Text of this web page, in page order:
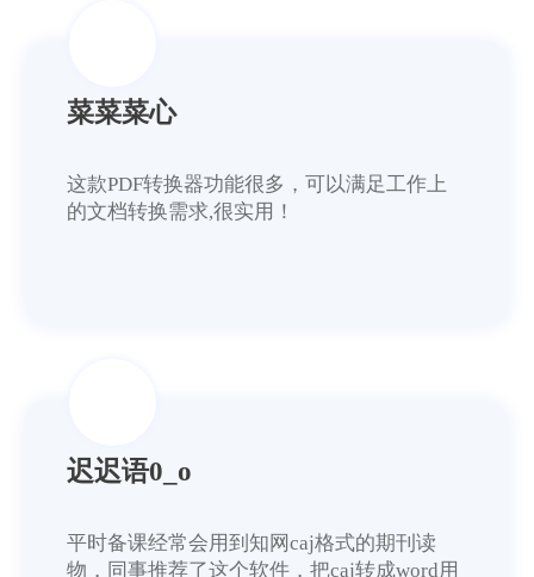
菜菜菜心
这款PDF转换器功能很多，可以满足工作上
的文档转换需求,很实用！
迟迟语0_o
平时备课经常会用到知网caj格式的期刊读
物，同事推荐了这个软件，把caj转成word用